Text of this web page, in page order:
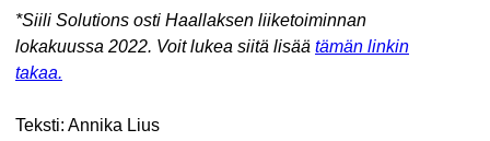
*Siili Solutions osti Haallaksen liiketoiminnan
lokakuussa 2022. Voit lukea siitä lisää tämän linkin
takaa.
Teksti: Annika Lius